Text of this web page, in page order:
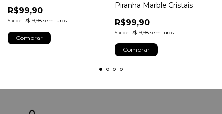
R$99,90
5 x de R$19,98 sem juros
Comprar
Piranha Marble Cristais
R$99,90
5 x de R$19,98 sem juros
Comprar